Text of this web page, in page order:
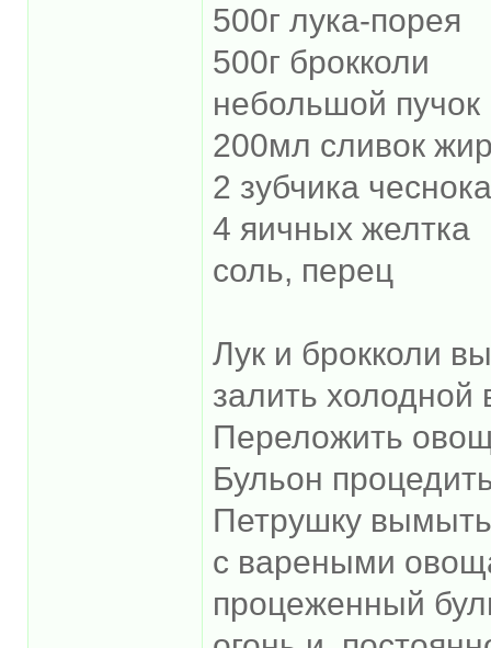
500г лука-порея
500г брокколи
небольшой пучок
200мл сливок
2 зубчика чеснока
4 яичных желтка
соль, перец
Лук и брокколи
залить холодной
Переложить
Бульон
Петрушку
с вареными
процеженный